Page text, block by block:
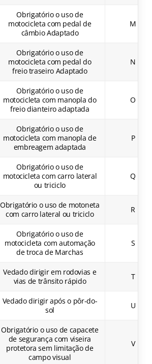
Obrigatório o uso de
motocicleta com pedal de
câmbio Adaptado
M
Obrigatório o uso de
motocicleta com pedal do
freio traseiro Adaptado
N
Obrigatório o uso de
motocicleta com manopla do
freio dianteiro adaptada
O
Obrigatório o uso de
motocicleta com manopla de
embreagem adaptada
P
Obrigatório o uso de
motocicleta com carro lateral
ou triciclo
Q
Obrigatório o uso de motoneta
com carro lateral ou triciclo
R
Obrigatório o uso de
motocicleta com automação
de troca de Marchas
S
Vedado dirigir em rodovias e
vias de trânsito rápido
T
Vedado dirigir após o pôr-do-
sol
U
Obrigatório o uso de capacete
de segurança com viseira
protetora sem limitação de
campo visual
V